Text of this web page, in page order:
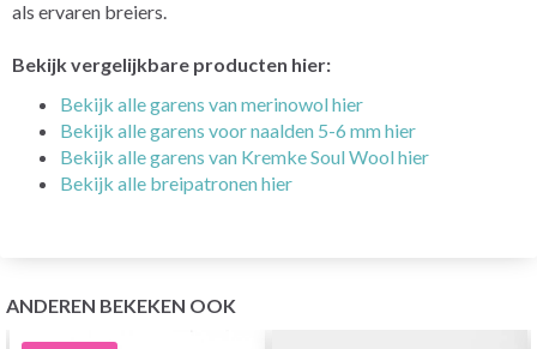
als ervaren breiers.
Bekijk vergelijkbare producten hier:
Bekijk alle garens van merinowol hier
Bekijk alle garens voor naalden 5-6 mm hier
Bekijk alle garens van Kremke Soul Wool hier
Bekijk alle breipatronen hier
ANDEREN BEKEKEN OOK